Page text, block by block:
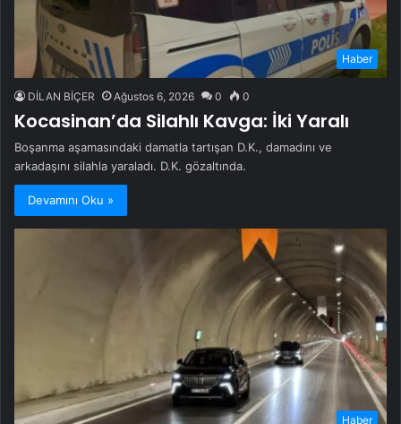
Haber
DİLAN BİÇER Ağustos 6, 2026 0 0
Kocasinan’da Silahlı Kavga: İki Yaralı
Boşanma aşamasındaki damatla tartışan D.K., damadını ve
arkadaşını silahla yaraladı. D.K. gözaltında.
Devamını Oku »
Haber